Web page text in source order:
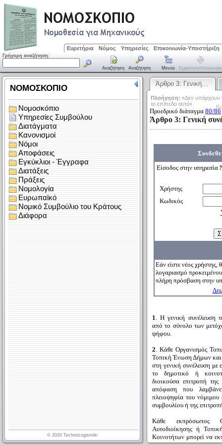
Ευρετήρια Νόμος Υπηρεσίες Επικοινωνία-Υποστήριξη
Γρήγορη αναζήτηση:
Αναζήτηση Αναζήτηση Μενού Εμφάνιση/απόκρυψη
Άρθρο 3: Γενική…